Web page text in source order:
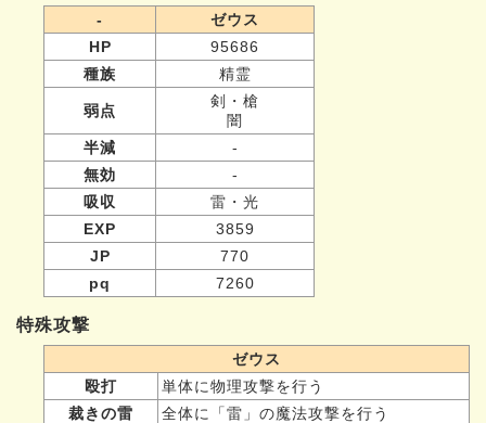
-
ゼウス
HP
95686
種族
精霊
弱点
剣・槍
闇
半減
-
無効
-
吸収
雷・光
EXP
3859
JP
770
pq
7260
特殊攻撃
ゼウス
殴打
単体に物理攻撃を行う
裁きの雷
全体に「雷」の魔法攻撃を行う